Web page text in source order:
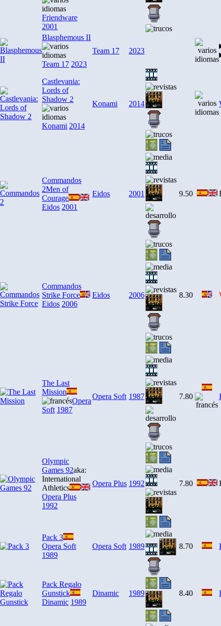
Friendware
2001
Blasphemous II
Team 17 2023
Team 17 2023
Castlevania:
Lords of
Shadow 2
Konami 2014
Konami 2014
Commandos
2Men of
Courage
Eidos 2001
Eidos 2001 9.50
Commandos
Strike Force
Eidos 2006
Eidos 2006 8.30
The Last
Mission
Opera
Soft 1987
Opera Soft 1987 7.80
Olympic
Games 92aka:
International
Athletics
Opera Plus
1992
Opera Plus 1992 7.80
Pack 3
Opera Soft
1989
Opera Soft 1989 8.70
Pack Regalo
Gunstick
Dinamic 1989
Dinamic 1989 8.40